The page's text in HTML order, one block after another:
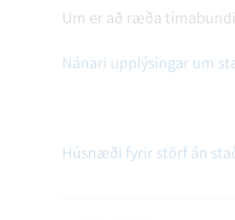
Um er að ræða
Nánari upplýsingar um
Húsnæði fyrir störf án